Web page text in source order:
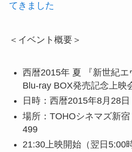
てきました
＜イベント概要＞
西暦2015年 夏 『新世紀エ
Blu-ray BOX発売記念上映
日時：西暦2015年8月28日
場所：TOHOシネマズ新
499
21:30上映開始（翌日5:00